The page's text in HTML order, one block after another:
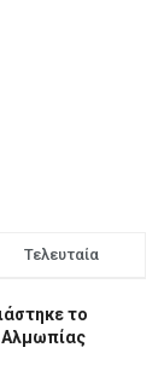
Τελευταία
το